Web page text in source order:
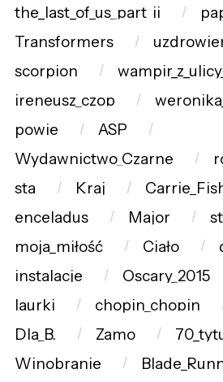
the_last_of_us_part_ii
Transformers
scorpion
ireneusz_czop
powie
ASP
Wydawnictwo_Czarne
sta
Kraj
enceladus
Major
moja_miłość
Ciało
instalacje
Oscary_2015
laurki
chopin_chopin
Dla_B.
Zamo
Winobranie